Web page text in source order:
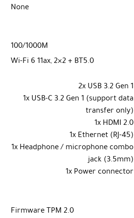
None
100/1000M
Wi-Fi 6 11ax, 2×2 + BT5.0
2x USB 3.2 Gen 1
1x USB-C 3.2 Gen 1 (support data
transfer only)
1x HDMI 2.0
1x Ethernet (RJ-45)
1x Headphone / microphone combo
jack (3.5mm)
1x Power connector
Firmware TPM 2.0